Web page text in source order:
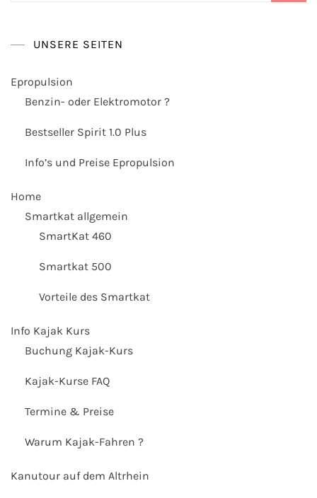
UNSERE SEITEN
Epropulsion
Benzin- oder Elektromotor ?
Bestseller Spirit 1.0 Plus
Info’s und Preise Epropulsion
Home
Smartkat allgemein
SmartKat 460
Smartkat 500
Vorteile des Smartkat
Info Kajak Kurs
Buchung Kajak-Kurs
Kajak-Kurse FAQ
Termine & Preise
Warum Kajak-Fahren ?
Kanutour auf dem Altrhein